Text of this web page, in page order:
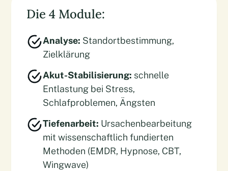
Die 4 Module:
Analyse: Standortbestimmung,
Zielklärung
Akut-Stabilisierung: schnelle
Entlastung bei Stress,
Schlafproblemen, Ängsten
Tiefenarbeit: Ursachenbearbeitung
mit wissenschaftlich fundierten
Methoden (EMDR, Hypnose, CBT,
Wingwave)